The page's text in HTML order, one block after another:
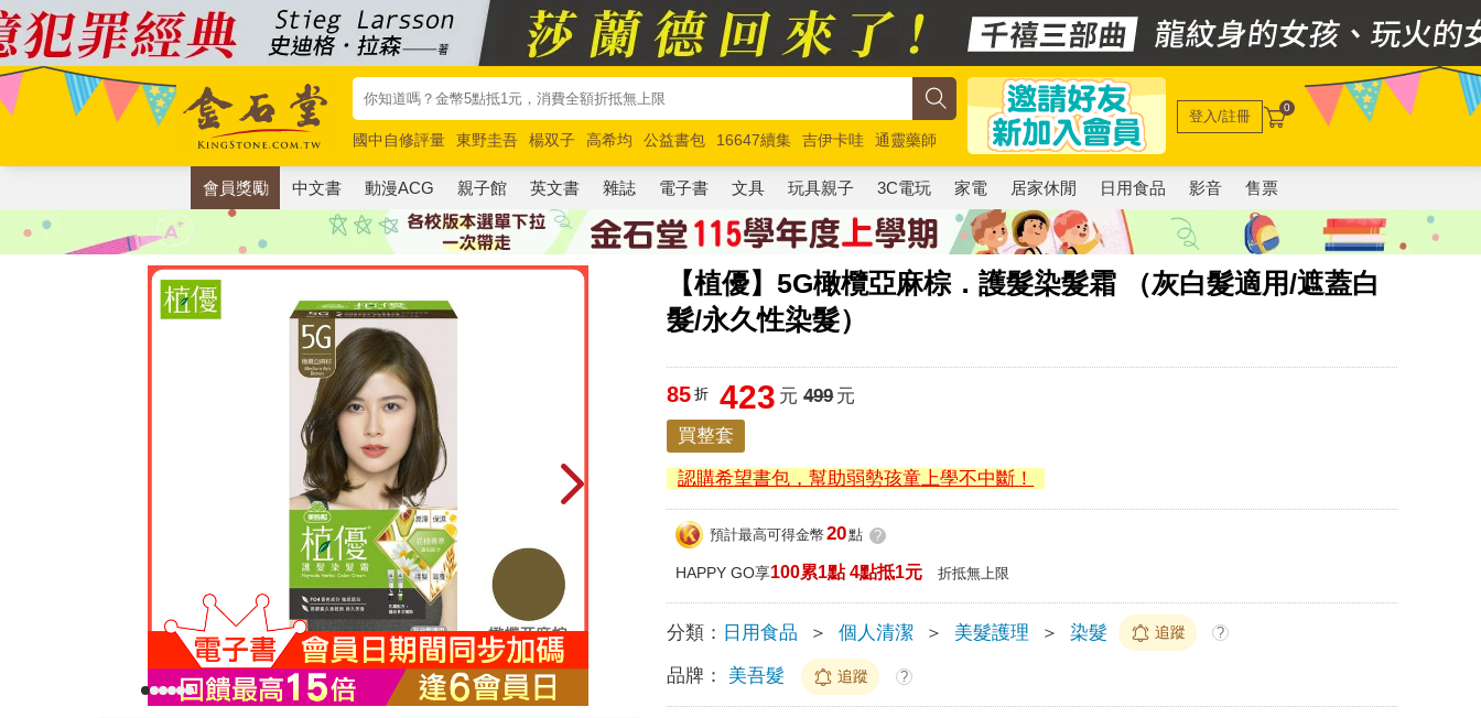
國中自修評量 東野圭吾 楊双子 高希均 公益書包 16647續集 吉伊卡哇
通靈藥師
唯紅花綻放
奧德賽 路邊攤新作 馬斯克 玩具總動員5 超慢跑
登入/註冊 0
會員獎勵 中文書 動漫ACG 親子館 英文書 雜誌 電子書 文具 玩具親子 3C電玩 家電 居家休閒 日用食品 影音 售票
【植優】5G橄欖亞麻棕．護髮染髮霜 （灰白髮適用/遮蓋白
髮/永久性染髮）
85 折 423 元 499元
買整套
認購希望書包，幫助弱勢孩童上學不中斷！
預計最高可得金幣 20點 ?
HAPPY GO享100累1點 4點抵1元 折抵無上限
分類： 日用食品 ＞ 個人清潔 ＞ 美髮護理 ＞ 染髮 追蹤 ?
品牌： 美吾髮 追蹤 ?